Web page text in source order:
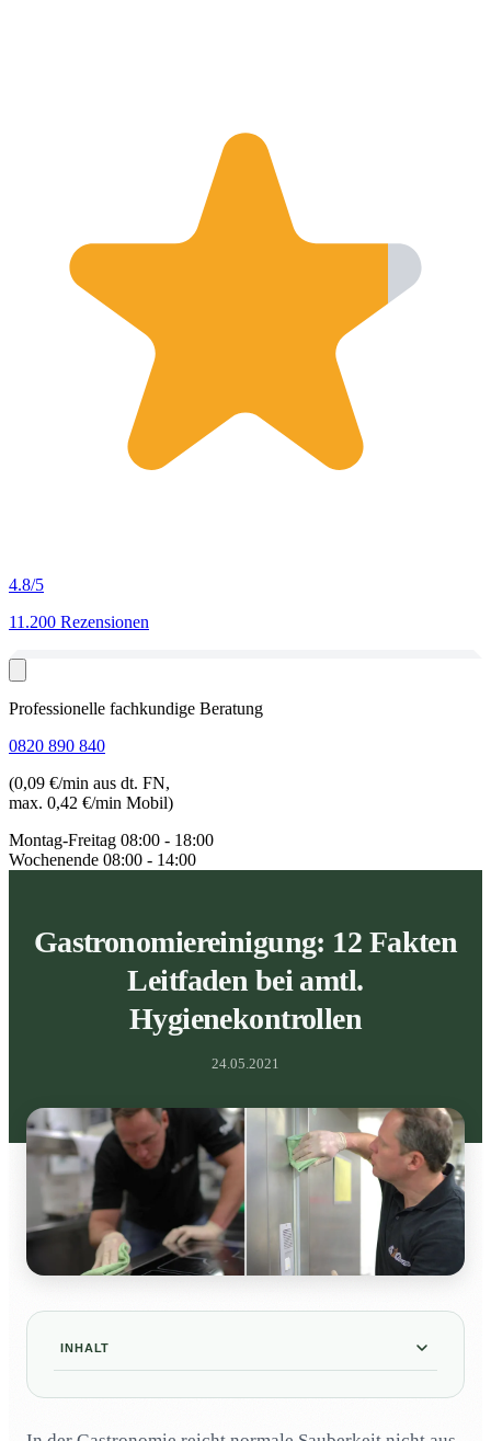
4.8/5
11.200 Rezensionen
Professionelle fachkundige Beratung
0820 890 840
(0,09 €/min aus dt. FN,
max. 0,42 €/min Mobil)
Montag-Freitag 08:00 - 18:00
Wochenende 08:00 - 14:00
Gastronomiereinigung: 12 Fakten
Leitfaden bei amtl.
Hygienekontrollen
24.05.2021
INHALT
Welche Gründe gibt es für eine